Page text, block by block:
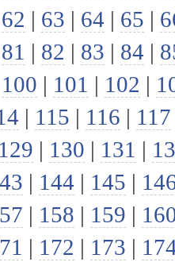
62 | 63 | 64 | 65 |
81 | 82 | 83 | 84 |
100 | 101 | 102 |
| 115 | 116 | 117
129 | 130 | 131 |
| 144 | 145 |
| 158 | 159 |
| 172 | 173 |